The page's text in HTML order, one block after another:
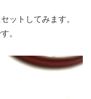
ットしてみます。
。